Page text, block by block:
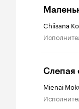
Chiisana
Слепая
Mienai